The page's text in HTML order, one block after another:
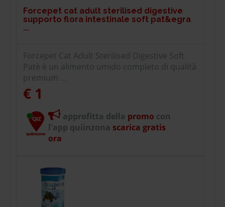
Forcepet cat adult sterilised digestive
supporto flora intestinale soft pat&egra
...
Forcepet Cat Adult Sterilised Digestive Soft
Patè è un alimento umido completo di qualità
premium ...
€ 1
approfitta della promo con
l'app quiinzona scarica gratis
ora